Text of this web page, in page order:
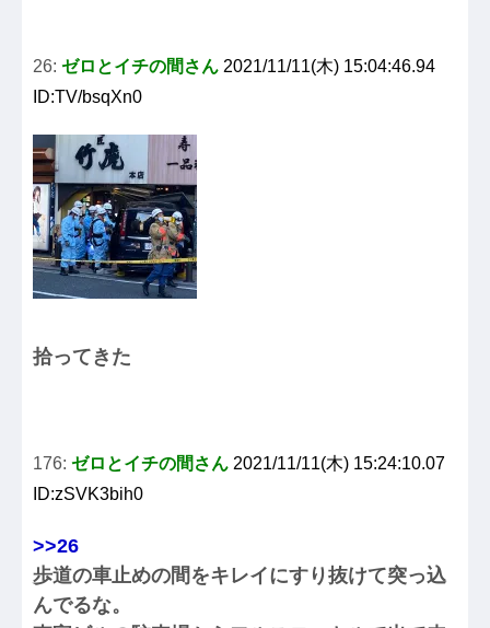
26: ゼロとイチの間さん 2021/11/11(木) 15:04:46.94
ID:TV/bsqXn0
拾ってきた
176: ゼロとイチの間さん 2021/11/11(木) 15:24:10.07
ID:zSVK3bih0
>>26
歩道の車止めの間をキレイにすり抜けて突っ込
んでるな。